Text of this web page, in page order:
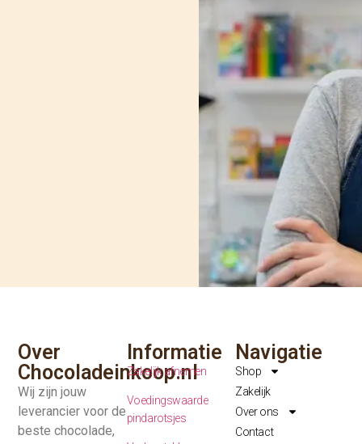
Over
Chocoladeinkoop.nl
Wij zijn jouw
leverancier voor de
beste chocolade,
Informatie
Zakelijk afnemen
Voedingswaarde
pindarotsjes
Navigatie
Shop
Zakelijk
Over ons
Contact